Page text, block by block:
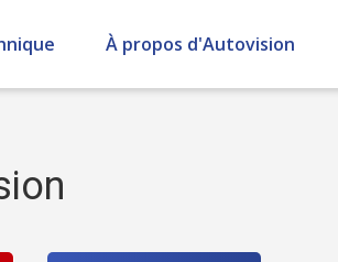
À propos d'Autovision